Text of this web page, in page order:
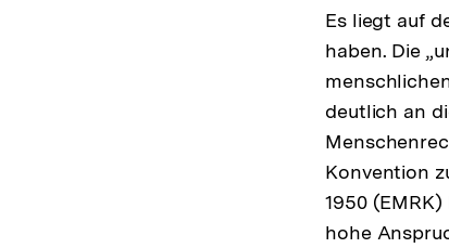
Es liegt auf
haben. Die
deutlich an
Konvention
1950
hohe